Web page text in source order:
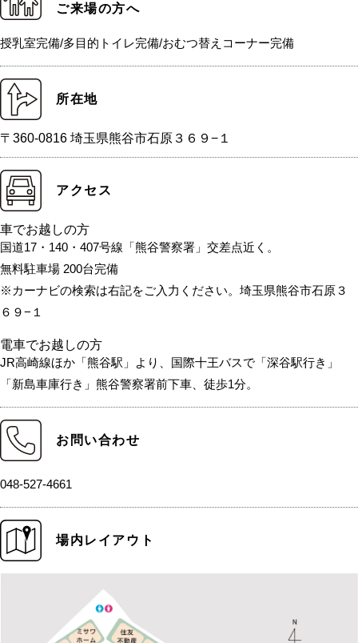
ご来場の方へ
授乳室完備/多目的トイレ完備/おむつ替えコーナー完備
所在地
〒360-0816 埼玉県熊谷市石原３６９−１
アクセス
車でお越しの方
国道17・140・407号線「熊谷警察署」交差点近く。
無料駐車場 200台完備
※カーナビの検索は右記をご入力ください。埼玉県熊谷市石原３
６９−１
電車でお越しの方
JR高崎線ほか「熊谷駅」より、国際十王バスで「深谷駅行き」
「新島車庫行き」熊谷警察署前下車、徒歩1分。
お問い合わせ
048-527-4661
場内レイアウト